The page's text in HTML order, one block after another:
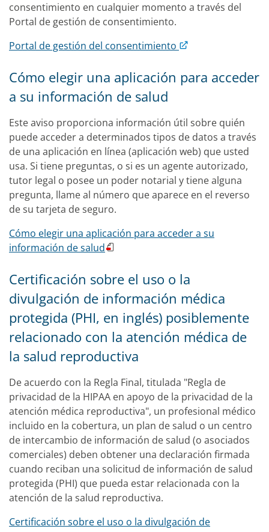
consentimiento en cualquier momento a través del
Portal de gestión de consentimiento.
Portal de gestión del consentimiento
Cómo elegir una aplicación para acceder
a su información de salud
Este aviso proporciona información útil sobre quién
puede acceder a determinados tipos de datos a través
de una aplicación en línea (aplicación web) que usted
usa. Si tiene preguntas, o si es un agente autorizado,
tutor legal o posee un poder notarial y tiene alguna
pregunta, llame al número que aparece en el reverso
de su tarjeta de seguro.
Cómo elegir una aplicación para acceder a su
información de salud
Certificación sobre el uso o la
divulgación de información médica
protegida (PHI, en inglés) posiblemente
relacionado con la atención médica de
la salud reproductiva
De acuerdo con la Regla Final, titulada "Regla de
privacidad de la HIPAA en apoyo de la privacidad de la
atención médica reproductiva", un profesional médico
incluido en la cobertura, un plan de salud o un centro
de intercambio de información de salud (o asociados
comerciales) deben obtener una declaración firmada
cuando reciban una solicitud de información de salud
protegida (PHI) que pueda estar relacionada con la
atención de la salud reproductiva.
Certificación sobre el uso o la divulgación de